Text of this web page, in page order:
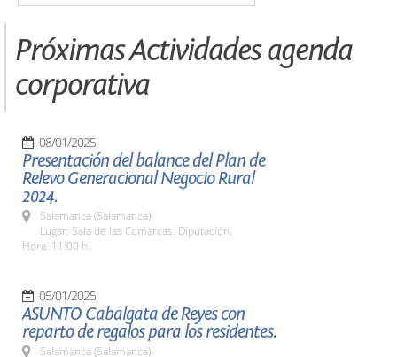
Próximas Actividades agenda
corporativa
08/01/2025
Presentación del balance del Plan de
Relevo Generacional Negocio Rural
2024.
Salamanca (Salamanca)
Lugar: Sala de las Comarcas. Diputación.
Hora: 11:00 h.
05/01/2025
ASUNTO Cabalgata de Reyes con
reparto de regalos para los residentes.
Salamanca (Salamanca)